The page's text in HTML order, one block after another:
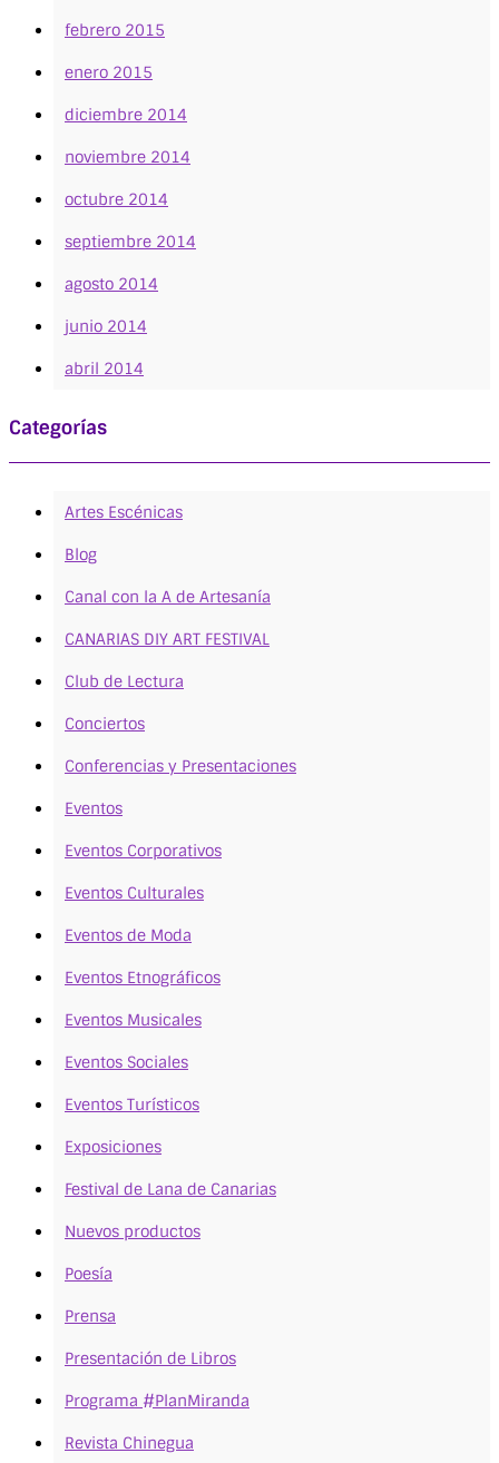
febrero 2015
enero 2015
diciembre 2014
noviembre 2014
octubre 2014
septiembre 2014
agosto 2014
junio 2014
abril 2014
Categorías
Artes Escénicas
Blog
Canal con la A de Artesanía
CANARIAS DIY ART FESTIVAL
Club de Lectura
Conciertos
Conferencias y Presentaciones
Eventos
Eventos Corporativos
Eventos Culturales
Eventos de Moda
Eventos Etnográficos
Eventos Musicales
Eventos Sociales
Eventos Turísticos
Exposiciones
Festival de Lana de Canarias
Nuevos productos
Poesía
Prensa
Presentación de Libros
Programa #PlanMiranda
Revista Chinegua